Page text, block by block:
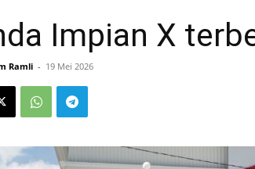
Impian X
Ramli - 19 Mei 2026